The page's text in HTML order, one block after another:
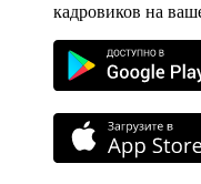
кадровиков на